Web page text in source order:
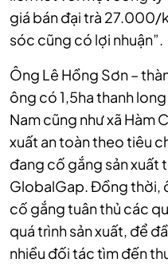
giá bán đại trà 27.000/
sóc cũng có lợi nhuận”.
Ông Lê Hồng Sơn –
ông có 1,5ha thanh
Nam cũng như xã Hàm
xuất an toàn theo tiêu
đang cố gắng sản xuất
GlobalGap. Đồng thời,
cố gắng tuân thủ các
quá trình sản xuất, để
nhiều đối tác tìm đến